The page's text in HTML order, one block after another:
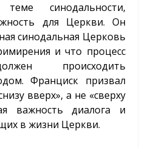
синодальности,
для Церкви. Он
синодальная Церковь
и что процесс
происходить
Франциск призвал
вверх», а не «сверху
важность диалога и
в жизни Церкви.